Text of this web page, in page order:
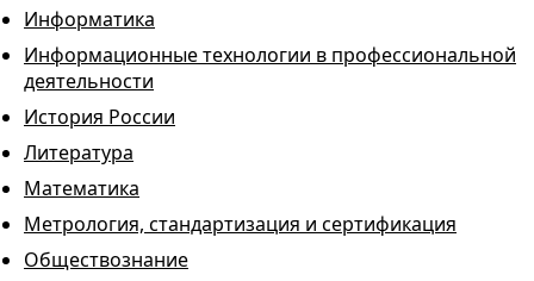
Информатика
Информационные технологии в профессиональной
деятельности
История России
Литература
Математика
Метрология, стандартизация и сертификация
Обществознание